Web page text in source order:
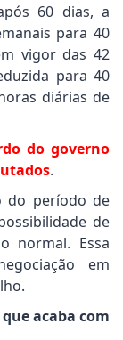
60 dias, a
para 40
vigor das 42
para 40
diárias de
do governo
.
do período de
de
normal. Essa
em
acaba com